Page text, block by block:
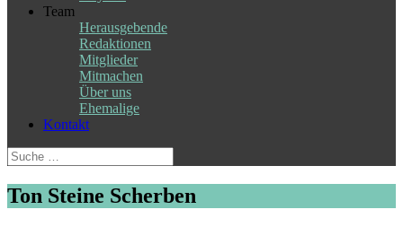
Team
Herausgebende
Redaktionen
Mitglieder
Mitmachen
Über uns
Ehemalige
Kontakt
Suche
nach:
Ton Steine Scherben